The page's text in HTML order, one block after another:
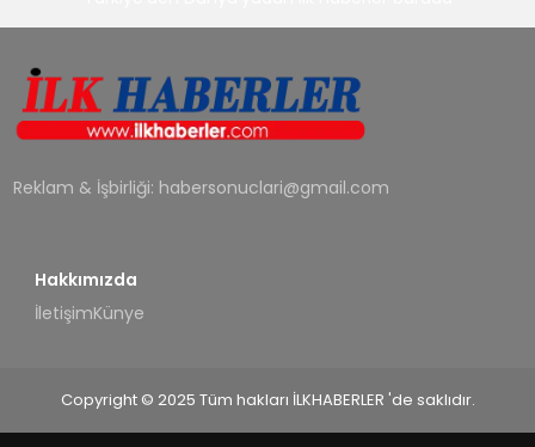
Reklam & İşbirliği: habersonuclari@gmail.com
Hakkımızda
İletişimKünye
Copyright © 2025 Tüm hakları İLKHABERLER 'de saklıdır.